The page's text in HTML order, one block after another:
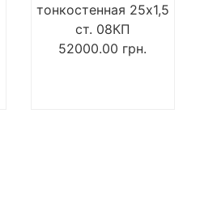
тонкостенная 25х1,5
ст. 08КП
52000.00 грн.